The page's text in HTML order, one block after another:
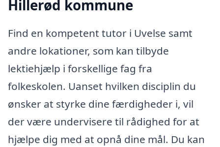
Hillerød kommune
Find en kompetent tutor i Uvelse samt
andre lokationer, som kan tilbyde
lektiehjælp i forskellige fag fra
folkeskolen. Uanset hvilken disciplin du
ønsker at styrke dine færdigheder i, vil
der være undervisere til rådighed for at
hjælpe dig med at opnå dine mål. Du kan